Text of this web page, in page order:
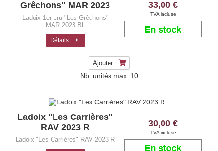
Grêchons" MAR 2023
Bl.
Ladoix 1er cru "Les Grêchons"
MAR 2023 Bl.
Détails
33,00 €
TVA incluse
Ajouter
Nb. unités max. 10
Ladoix "Les Carrières"
RAV 2023 R
Ladoix "Les Carrières" RAV 2023 R
30,00 €
TVA incluse